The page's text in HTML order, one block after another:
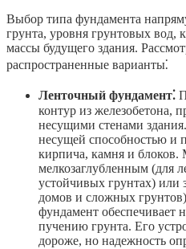
Выбор типа фундамента
грунта, уровня грунтовых вод,
массы будущего здания.
распространенные варианты⁚
Ленточный фундамент⁚
контур из железобетона,
несущими стенами
несущей способностью и
кирпича, камня и блоков.
мелкозаглубленным (для
устойчивых грунтах) или
домов и сложных
фундамент обеспечивает
пучению грунта. Его
дороже, но надежность